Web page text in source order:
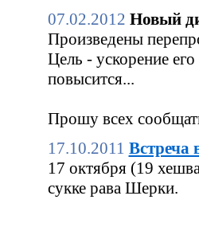
07.02.2012 Новый
Произведены
Цель - ускорение
повысится...
Прошу всех
17.10.2011 Встреча
17 октября (19
сукке рава Шерки.